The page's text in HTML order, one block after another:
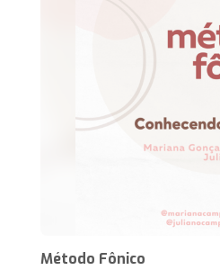
Método Fônico